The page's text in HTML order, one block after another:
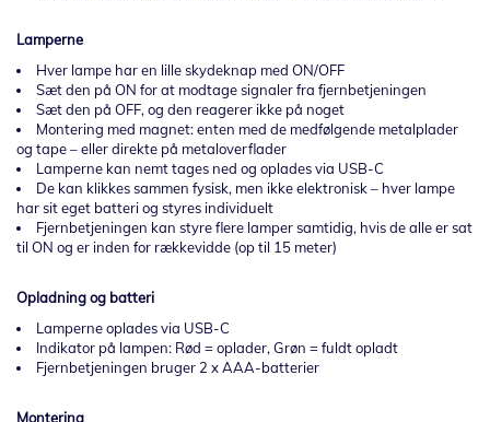
Lamperne
Hver lampe har en lille skydeknap med ON/OFF
Sæt den på ON for at modtage signaler fra fjernbetjeningen
Sæt den på OFF, og den reagerer ikke på noget
Montering med magnet: enten med de medfølgende metalplader
og tape – eller direkte på metaloverflader
Lamperne kan nemt tages ned og oplades via USB-C
De kan klikkes sammen fysisk, men ikke elektronisk – hver lampe
har sit eget batteri og styres individuelt
Fjernbetjeningen kan styre flere lamper samtidig, hvis de alle er sat
til ON og er inden for rækkevidde (op til 15 meter)
Opladning og batteri
Lamperne oplades via USB-C
Indikator på lampen: Rød = oplader, Grøn = fuldt opladt
Fjernbetjeningen bruger 2 x AAA-batterier
Montering